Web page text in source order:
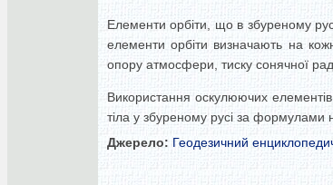
Елементи орбіти, що в збуреному
елементи орбіти визначають на
опору атмосфери, тиску сонячної
Використання оскулюючих
тіла у збуреному русі за формулами
Джерело: Геодезичний